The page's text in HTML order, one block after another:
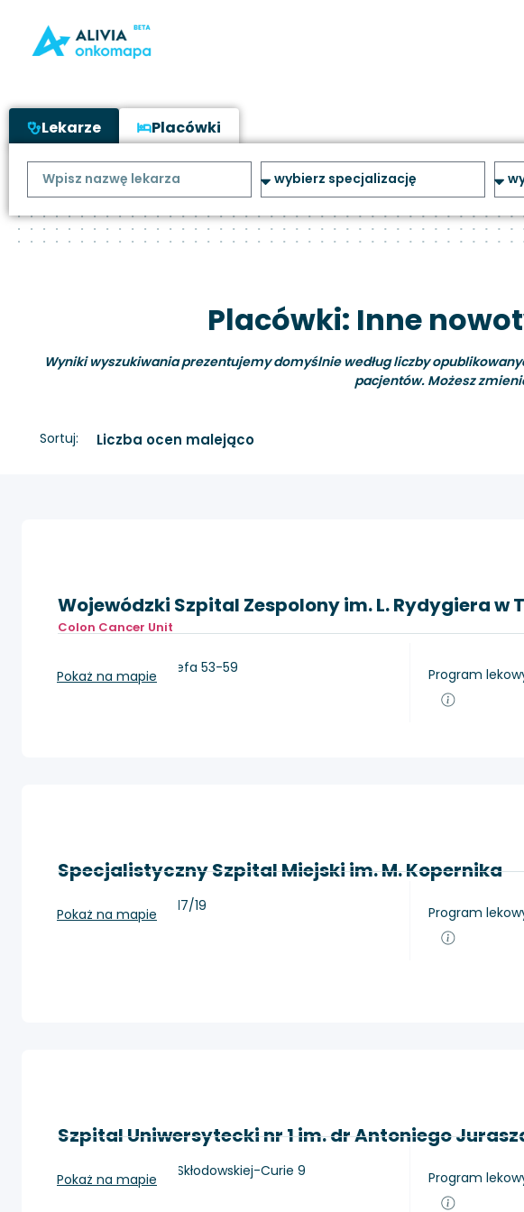
Lekarze Placówki
Placówki: Inne
Wyniki wyszukiwania prezentujemy domyślnie według liczby
pacjentów. Możesz
Sortuj:
Wojewódzki Szpital Zespolony im. L. Rydygiera w
Colon Cancer Unit
Toruń, ul. św. Józefa 53-59
Pokaż na mapie Program
Specjalistyczny Szpital Miejski im. M. Kopernika
Toruń, Batorego 17/19
Pokaż na mapie Program
Szpital Uniwersytecki nr 1 im. dr Antoniego
Bydgoszcz, Marii Skłodowskiej-Curie 9
Pokaż na mapie Program